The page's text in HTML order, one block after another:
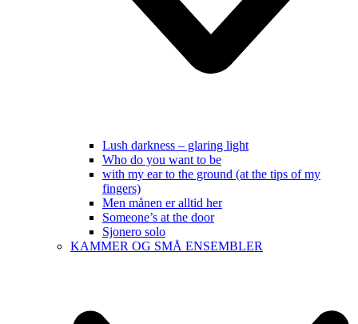
Lush darkness – glaring light
Who do you want to be
with my ear to the ground (at the tips of my
fingers)
Men månen er alltid her
Someone’s at the door
Sjonero solo
KAMMER OG SMÅ ENSEMBLER